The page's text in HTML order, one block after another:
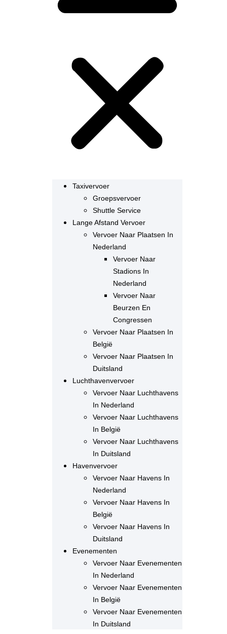
Taxivervoer
Groepsvervoer
Shuttle Service
Lange Afstand Vervoer
Vervoer Naar Plaatsen In
Nederland
Vervoer Naar
Stadions In
Nederland
Vervoer Naar
Beurzen En
Congressen
Vervoer Naar Plaatsen In
België
Vervoer Naar Plaatsen In
Duitsland
Luchthavenvervoer
Vervoer Naar Luchthavens
In Nederland
Vervoer Naar Luchthavens
In België
Vervoer Naar Luchthavens
In Duitsland
Havenvervoer
Vervoer Naar Havens In
Nederland
Vervoer Naar Havens In
België
Vervoer Naar Havens In
Duitsland
Evenementen
Vervoer Naar Evenementen
In Nederland
Vervoer Naar Evenementen
In België
Vervoer Naar Evenementen
In Duitsland